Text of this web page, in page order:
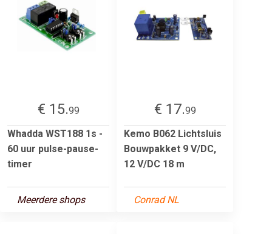
€ 15.99
Whadda WST188 1s -
60 uur pulse-pause-
timer
Meerdere shops
€ 17.99
Kemo B062 Lichtsluis
Bouwpakket 9 V/DC,
12 V/DC 18 m
Conrad NL